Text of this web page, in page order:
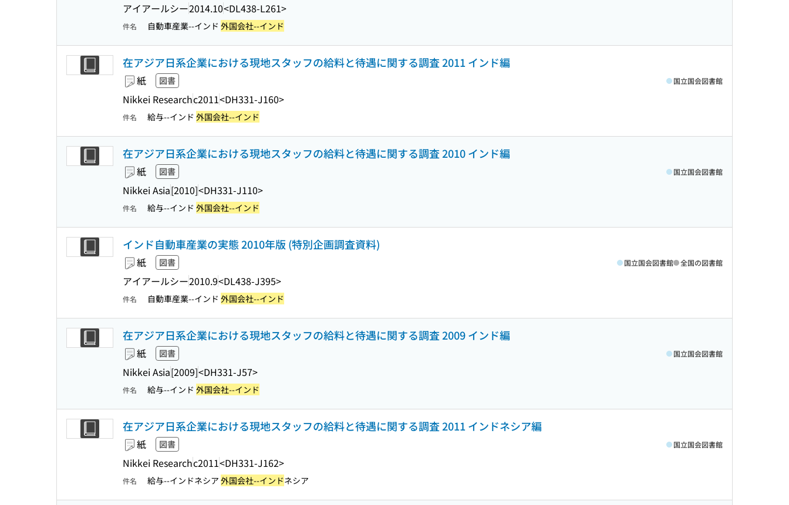
アイアールシー2014.10<DL438-L261>
件名 自動車産業--インド 外国会社--インド
在アジア日系企業における現地スタッフの給料と待遇に関する調査 2011 インド編
紙 図書
Nikkei Researchc2011<DH331-J160>
国立国会図書館
件名 給与--インド 外国会社--インド
在アジア日系企業における現地スタッフの給料と待遇に関する調査 2010 インド編
紙 図書
Nikkei Asia[2010]<DH331-J110>
国立国会図書館
件名 給与--インド 外国会社--インド
インド自動車産業の実態 2010年版 (特別企画調査資料)
紙 図書
アイアールシー2010.9<DL438-J395>
国立国会図書館 全国の図書館
件名 自動車産業--インド 外国会社--インド
在アジア日系企業における現地スタッフの給料と待遇に関する調査 2009 インド編
紙 図書
Nikkei Asia[2009]<DH331-J57>
国立国会図書館
件名 給与--インド 外国会社--インド
在アジア日系企業における現地スタッフの給料と待遇に関する調査 2011 インドネシア編
紙 図書
Nikkei Researchc2011<DH331-J162>
国立国会図書館
件名 給与--インドネシア 外国会社--インドネシア